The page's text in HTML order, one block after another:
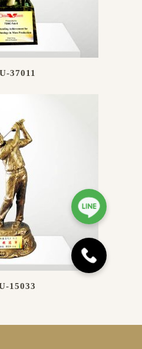
37011
15033